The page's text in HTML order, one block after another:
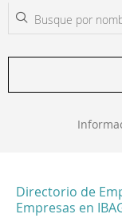
Directorio de
Empresas en